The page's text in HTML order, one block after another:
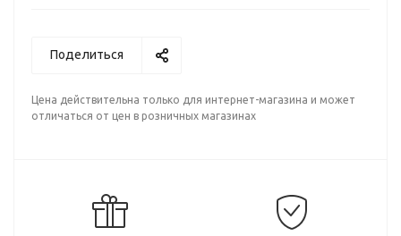
Поделиться
Цена действительна только для интернет-магазина и может
отличаться от цен в розничных магазинах